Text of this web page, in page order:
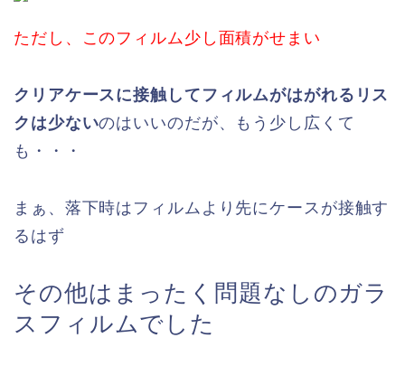
ただし、 このフィルム少し面積がせまい
クリアケースに接触してフィルムがはがれるリス
クは少ないのはいいのだが、もう少し広くて
も・・・
まぁ、落下時はフィルムより先にケースが接触す
るはず
その他はまったく問題なしのガラ
スフィルムでした